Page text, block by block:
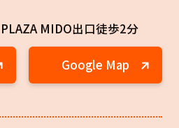
MIDO出口徒歩2分
Google Map